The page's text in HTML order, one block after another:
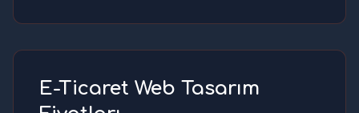
E-Ticaret Web Tasarım